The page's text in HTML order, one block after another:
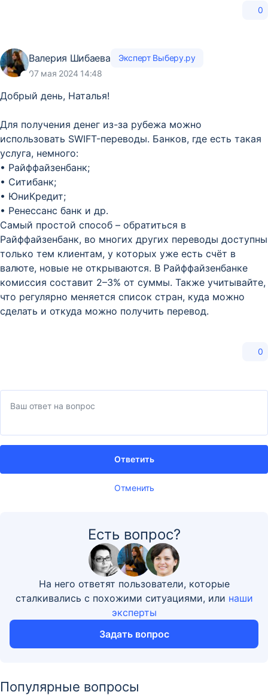
0
Валерия Шибаева
Эксперт Выберу.ру
07 мая 2024 14:48
Добрый день, Наталья!
Для получения денег из-за рубежа можно
использовать SWIFT-переводы. Банков, где есть такая
услуга, немного:
• Райффайзенбанк;
• Ситибанк;
• ЮниКредит;
• Ренессанс банк и др.
Самый простой способ – обратиться в
Райффайзенбанк, во многих других переводы доступны
только тем клиентам, у которых уже есть счёт в
валюте, новые не открываются. В Райффайзенбанке
комиссия составит 2–3% от суммы. Также учитывайте,
что регулярно меняется список стран, куда можно
сделать и откуда можно получить перевод.
0
Отменить
Ответить
Есть вопрос?
На него ответят пользователи, которые
сталкивались с похожими ситуациями, или наши
эксперты
Задать вопрос
Популярные вопросы